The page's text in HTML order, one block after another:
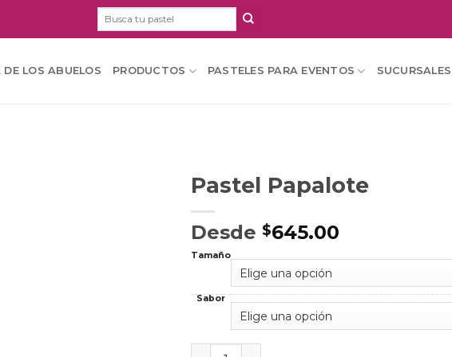
DE LOS ABUELOS PRODUCTOS PASTELES PARA EVENTOS SUCURSALES
Pastel Papalote
Desde $645.00
Tamaño
Sabor
Pastel Papalote cantidad